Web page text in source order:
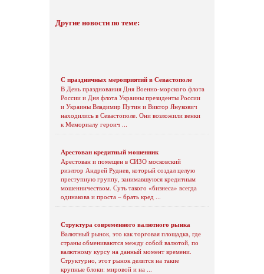
Другие новости по теме:
С праздничных мероприятий в Севастополе
В День празднования Дня Военно-морского флота
России и Дня флота Украины президенты России
и Украины Владимир Путин и Виктор Янукович
находились в Севастополе. Они возложили венки
к Мемориалу героич ...
Арестован кредитный мошенник
Арестован и помещен в СИЗО московский
риэлтор Андрей Руднев, который создал целую
преступную группу, занимавшуюся кредитным
мошенничеством. Суть такого «бизнеса» всегда
одинакова и проста – брать кред ...
Структура современного валютного рынка
Валютный рынок, это как торговая площадка, где
страны обмениваются между собой валютой, по
валютному курсу на данный момент времени.
Структурно, этот рынок делится на такие
крупные блоки: мировой и на ...